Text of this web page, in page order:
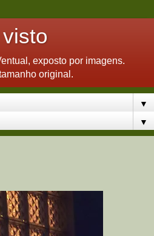
exposto por imagens.
original.
▼
▼